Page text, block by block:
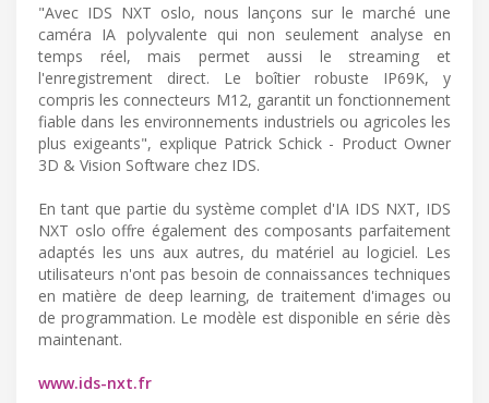
"Avec IDS NXT oslo, nous lançons sur le marché une
caméra IA polyvalente qui non seulement analyse en
temps réel, mais permet aussi le streaming et
l'enregistrement direct. Le boîtier robuste IP69K, y
compris les connecteurs M12, garantit un fonctionnement
fiable dans les environnements industriels ou agricoles les
plus exigeants", explique Patrick Schick - Product Owner
3D & Vision Software chez IDS.
En tant que partie du système complet d'IA IDS NXT, IDS
NXT oslo offre également des composants parfaitement
adaptés les uns aux autres, du matériel au logiciel. Les
utilisateurs n'ont pas besoin de connaissances techniques
en matière de deep learning, de traitement d'images ou
de programmation. Le modèle est disponible en série dès
maintenant.
www.ids-nxt.fr